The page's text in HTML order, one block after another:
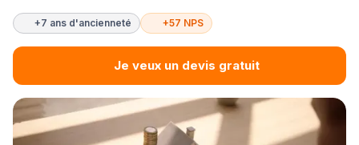
+7 ans d'ancienneté +57 NPS
Je veux un devis gratuit